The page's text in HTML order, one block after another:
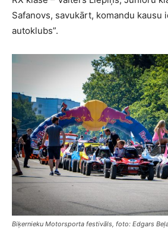
Safanovs, savukārt, komandu kausu
autoklubs”.
Biķernieku Motorsporta festivāls, foto: Edgars